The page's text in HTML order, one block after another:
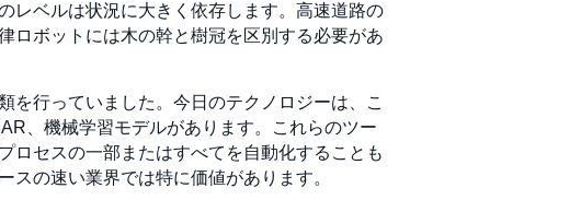
レベルは状況に大きく依存します。高速道路の
ロボットには木の幹と樹冠を区別する必要があ
を行っていました。今日のテクノロジーは、こ
、機械学習モデルがあります。これらのツー
ロセスの一部またはすべてを自動化することも
の速い業界では特に価値があります。